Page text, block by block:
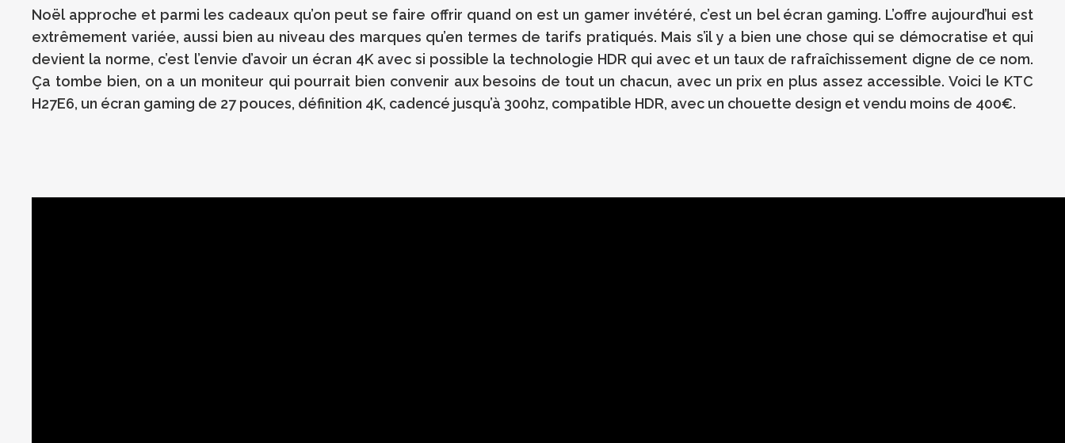
Noël approche et parmi les cadeaux qu’on peut se faire offrir quand on est un gamer invétéré, c’est un bel écran gaming. L’offre aujourd’hui est
extrêmement variée, aussi bien au niveau des marques qu’en termes de tarifs pratiqués. Mais s’il y a bien une chose qui se démocratise et qui
devient la norme, c’est l’envie d’avoir un écran 4K avec si possible la technologie HDR qui avec et un taux de rafraîchissement digne de ce nom.
Ça tombe bien, on a un moniteur qui pourrait bien convenir aux besoins de tout un chacun, avec un prix en plus assez accessible. Voici le KTC
H27E6, un écran gaming de 27 pouces, définition 4K, cadencé jusqu’à 300hz, compatible HDR, avec un chouette design et vendu moins de 400€.